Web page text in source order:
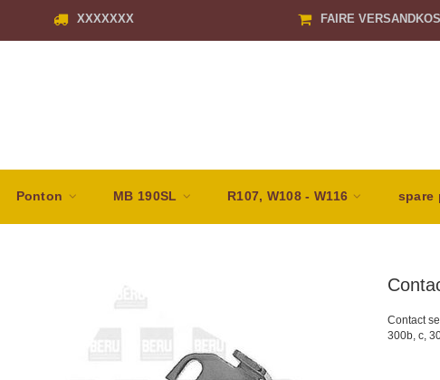
XXXXXXX FAIRE
Ponton MB 190SL R107, W108 - W116 spare
Contact
300b, c,